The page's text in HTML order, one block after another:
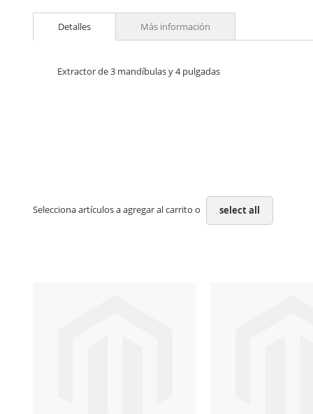
to
beginning
images
Detalles
Extractor de 3 mandíbulas y 4 pulgadas
Más información
Selecciona artículos a agregar al carrito o select all